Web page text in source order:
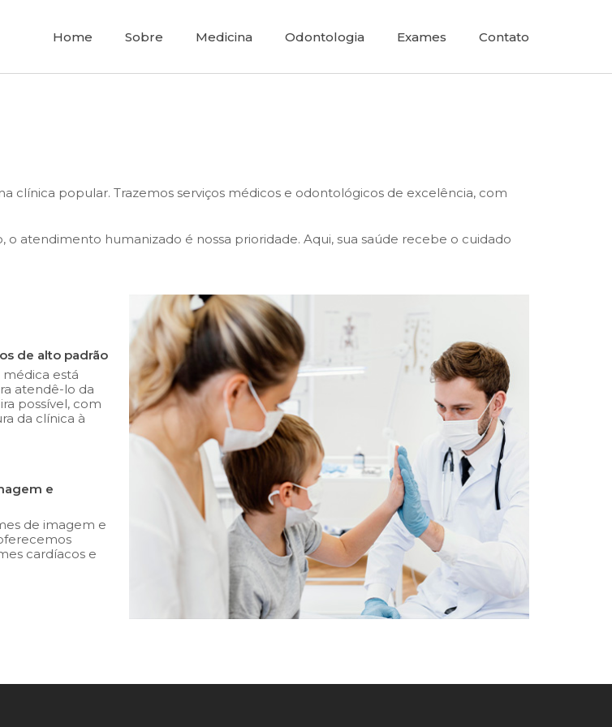
Home Sobre Medicina Odontologia Exames Contato
clínica popular. Trazemos serviços médicos e odontológicos de excelência, com
o atendimento humanizado é nossa prioridade. Aqui, sua saúde recebe o cuidado
de alto padrão
médica está
atendê-lo da
possível, com
da clínica à
e
de imagem e
cardíacos e